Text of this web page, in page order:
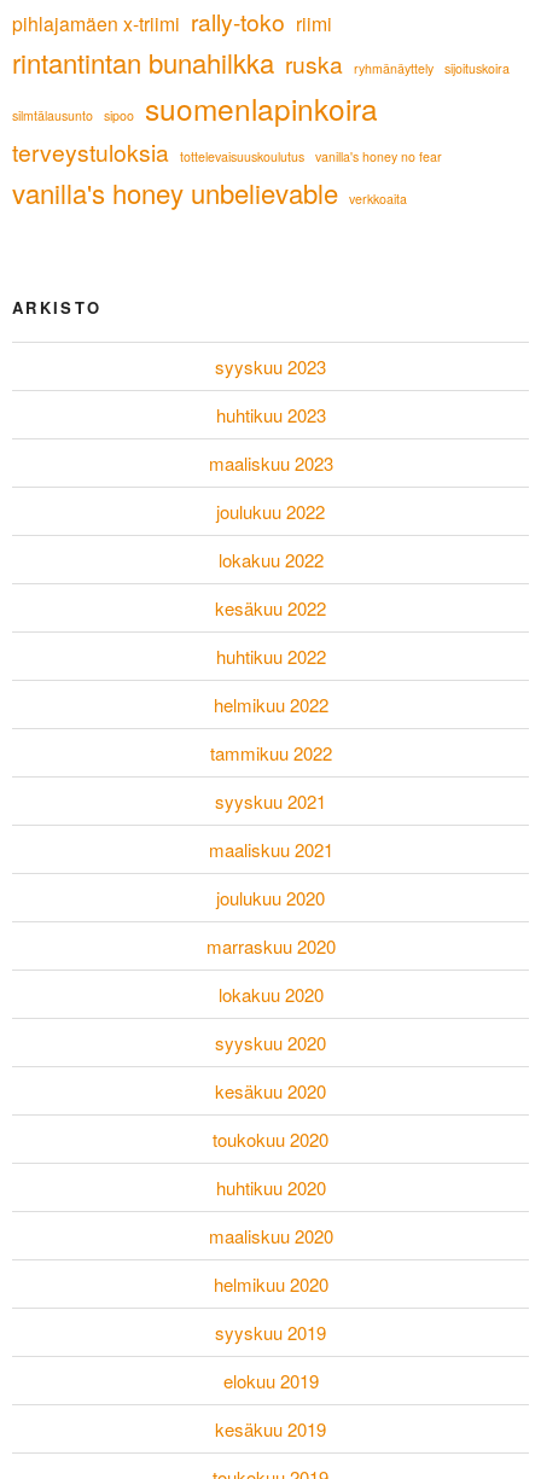
pihlajamäen x-triimi rally-toko riimi
rintantintan bunahilkka ruska ryhmänäyttely sijoituskoira
silmtälausunto sipoo suomenlapinkoira
terveystuloksia tottelevaisuuskoulutus vanilla's honey no fear
vanilla's honey unbelievable verkkoaita
ARKISTO
syyskuu 2023
huhtikuu 2023
maaliskuu 2023
joulukuu 2022
lokakuu 2022
kesäkuu 2022
huhtikuu 2022
helmikuu 2022
tammikuu 2022
syyskuu 2021
maaliskuu 2021
joulukuu 2020
marraskuu 2020
lokakuu 2020
syyskuu 2020
kesäkuu 2020
toukokuu 2020
huhtikuu 2020
maaliskuu 2020
helmikuu 2020
syyskuu 2019
elokuu 2019
kesäkuu 2019